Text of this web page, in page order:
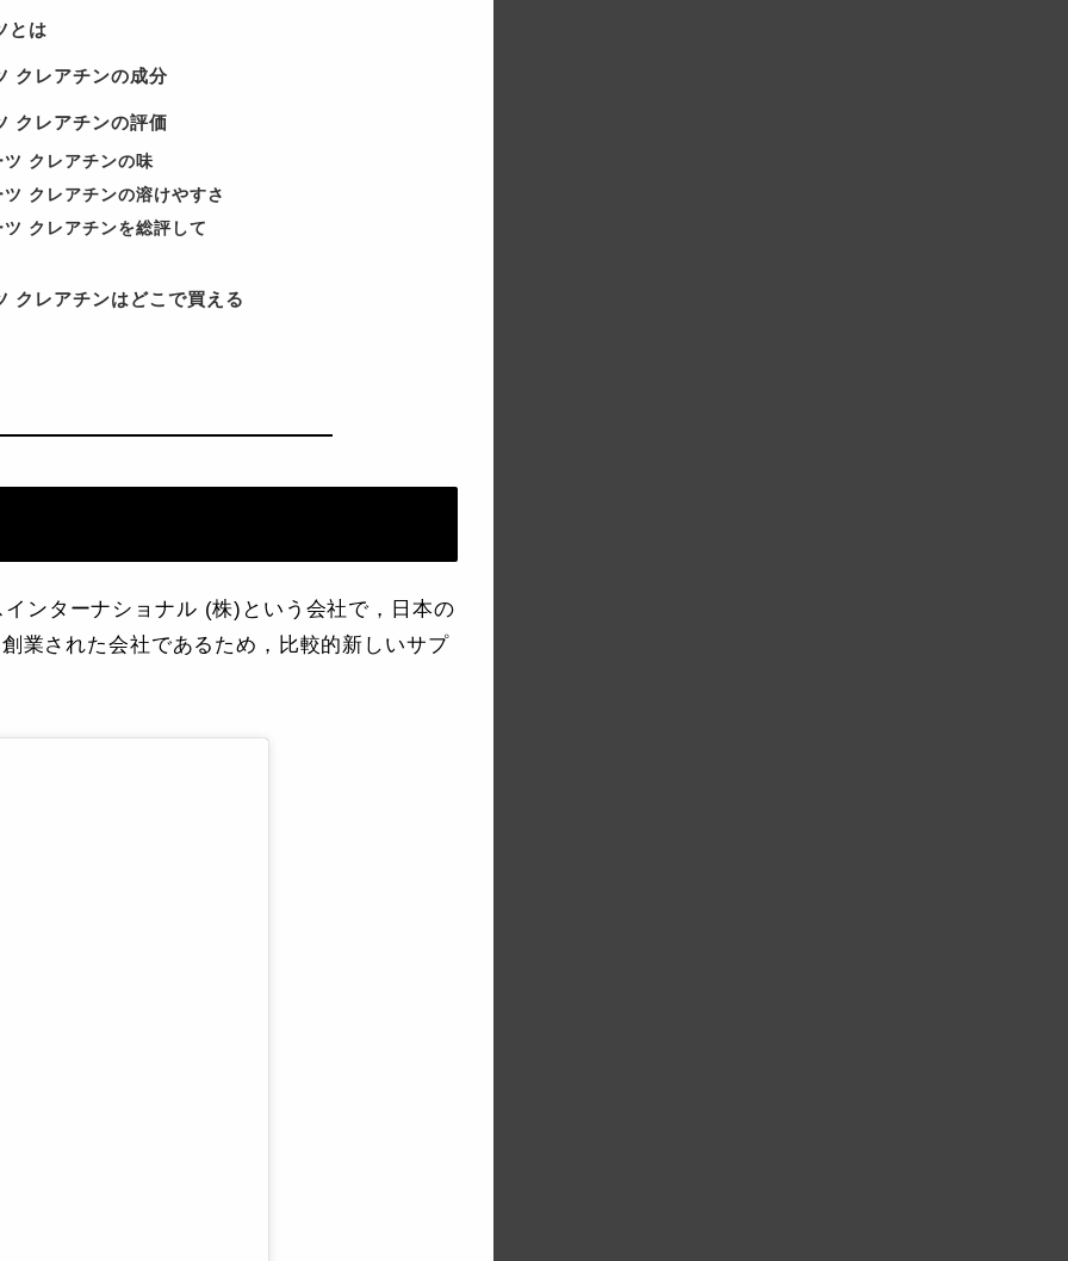
とは
クレアチンの成分
クレアチンの評価
クレアチンの味
クレアチンの溶けやすさ
クレアチンを総評して
クレアチンはどこで買える
ンターナショナル (株)という会社で，日本の
業された会社であるため，比較的新しいサプ